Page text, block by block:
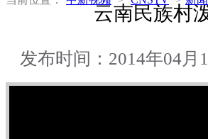
云南民族村
发布时间：2014年04月